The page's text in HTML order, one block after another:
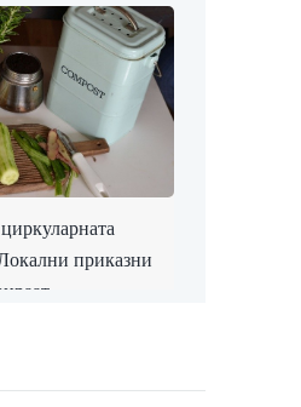
приказни